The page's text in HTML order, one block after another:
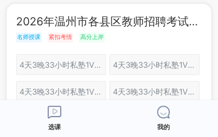
2026年温州市各县区教师招聘考试：面试培训
名师授课 紧扣考情 高分上岸
4天3晚33小时私塾1V2协议班（温州） 4天3晚33小时私塾1V2特训班（温州）
4天3晚33小时私塾1V1协议班（温州） 4天3晚33小时私塾1V1特训班（温州）
选课 我的